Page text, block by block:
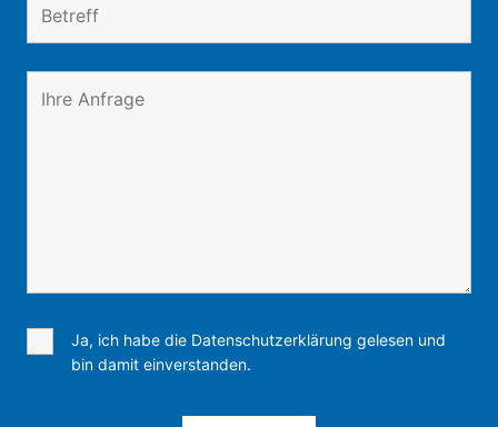
Ja, ich habe die Datenschutzerklärung gelesen und
bin damit einverstanden.